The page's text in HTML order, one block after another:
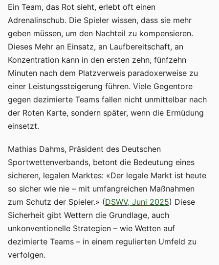
Ein Team, das Rot sieht, erlebt oft einen
Adrenalinschub. Die Spieler wissen, dass sie mehr
geben müssen, um den Nachteil zu kompensieren.
Dieses Mehr an Einsatz, an Laufbereitschaft, an
Konzentration kann in den ersten zehn, fünfzehn
Minuten nach dem Platzverweis paradoxerweise zu
einer Leistungssteigerung führen. Viele Gegentore
gegen dezimierte Teams fallen nicht unmittelbar nach
der Roten Karte, sondern später, wenn die Ermüdung
einsetzt.
Mathias Dahms, Präsident des Deutschen
Sportwettenverbands, betont die Bedeutung eines
sicheren, legalen Marktes: «Der legale Markt ist heute
so sicher wie nie – mit umfangreichen Maßnahmen
zum Schutz der Spieler.» (DSWV, Juni 2025) Diese
Sicherheit gibt Wettern die Grundlage, auch
unkonventionelle Strategien – wie Wetten auf
dezimierte Teams – in einem regulierten Umfeld zu
verfolgen.